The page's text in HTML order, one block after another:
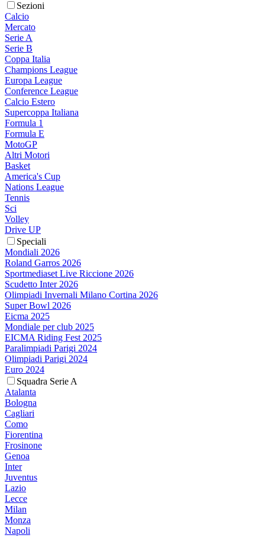
Sezioni
Calcio
Mercato
Serie A
Serie B
Coppa Italia
Champions League
Europa League
Conference League
Calcio Estero
Supercoppa Italiana
Formula 1
Formula E
MotoGP
Altri Motori
Basket
America's Cup
Nations League
Tennis
Sci
Volley
Drive UP
Speciali
Mondiali 2026
Roland Garros 2026
Sportmediaset Live Riccione 2026
Scudetto Inter 2026
Olimpiadi Invernali Milano Cortina 2026
Super Bowl 2026
Eicma 2025
Mondiale per club 2025
EICMA Riding Fest 2025
Paralimpiadi Parigi 2024
Olimpiadi Parigi 2024
Euro 2024
Squadra Serie A
Atalanta
Bologna
Cagliari
Como
Fiorentina
Frosinone
Genoa
Inter
Juventus
Lazio
Lecce
Milan
Monza
Napoli